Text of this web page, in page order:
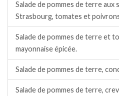
Salade de pommes de terre
Strasbourg, tomates et
Salade de pommes de terre et
mayonnaise épicée.
Salade de pommes de terre,
Salade de pommes de terre,